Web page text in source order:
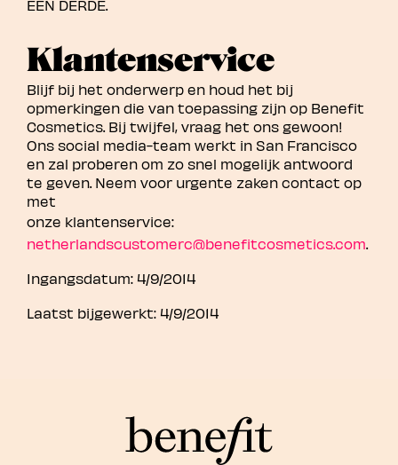
EEN DERDE.
Klantenservice
Blijf bij het onderwerp en houd het bij
opmerkingen die van toepassing zijn op Benefit
Cosmetics. Bij twijfel, vraag het ons gewoon!
Ons social media-team werkt in San Francisco
en zal proberen om zo snel mogelijk antwoord
te geven. Neem voor urgente zaken contact op
met
onze klantenservice:
netherlandscustomerc@benefitcosmetics.com.
Ingangsdatum: 4/9/2014
Laatst bijgewerkt: 4/9/2014